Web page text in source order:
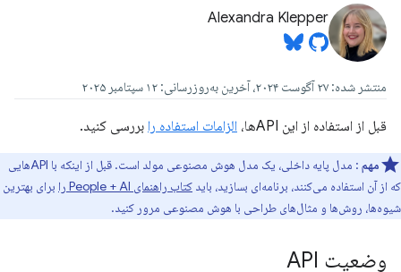
Alexandra Klepper
منتشر شده: ۲۷ آگوست ۲۰۲۴، آخرین به‌روزرسانی: ۱۲ سپتامبر ۲۰۲۵
قبل از استفاده از این APIها، الزامات استفاده را بررسی کنید.
مهم
: مدل پایه داخلی، یک مدل هوش مصنوعی مولد است. قبل از اینکه با APIهایی
که از آن استفاده می‌کنند، برنامه‌ای بسازید، باید کتاب راهنمای People + AI را
برای بهترین
شیوه‌ها، روش‌ها و مثال‌های طراحی با هوش مصنوعی مرور کنید.
وضعیت API